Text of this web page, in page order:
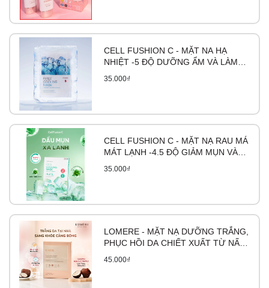
CELL FUSHION C - MẶT NA HẠ
NHIỆT -5 ĐỘ DƯỠNG ẨM VÀ LÀM
35.000₫
CELL FUSHION C - MẶT NẠ RAU MÁ
MÁT LẠNH -4.5 ĐỘ GIẢM MỤN VÀ
LÀM DỊU DA CICA COOLING MASK
35.000₫
LOMERE - MẶT NẠ DƯỠNG TRẮNG,
PHỤC HỒI DA CHIẾT XUẤT TỪ NẤM
45.000₫